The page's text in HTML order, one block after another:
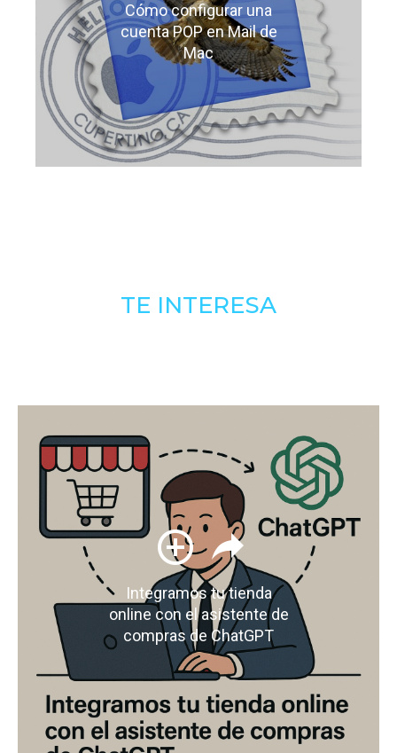
Cómo configurar una
cuenta POP en Mail de
Mac
TE INTERESA
Integramos tu tienda
online con el asistente de
compras de ChatGPT